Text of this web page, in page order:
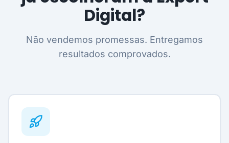
Digital?
Não vendemos promessas. Entregamos
resultados comprovados.